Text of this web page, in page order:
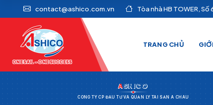
contact@ashico.com.vn Tòa nhà HB TOWER,
ONE SAIL - ONE SUCCESS
TRANG CHỦ
ASHICO
CÔNG TY CP ĐẦU TƯ VÀ QUẢN LÝ TÀI SẢN Á CHÂU